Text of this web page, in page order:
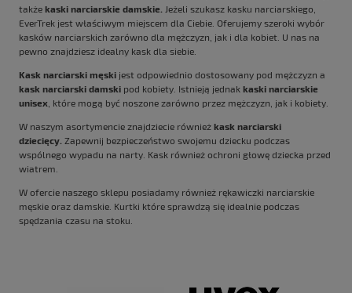
także kaski narciarskie damskie. Jeżeli szukasz kasku narciarskiego,
EverTrek jest właściwym miejscem dla Ciebie. Oferujemy szeroki wybór
kasków narciarskich zarówno dla mężczyzn, jak i dla kobiet. U nas na
pewno znajdziesz idealny kask dla siebie.
Kask narciarski męski jest odpowiednio dostosowany pod mężczyzn a
kask narciarski damski pod kobiety. Istnieją jednak kaski narciarskie
unisex , które mogą być noszone zarówno przez mężczyzn, jak i kobiety.
W naszym asortymencie znajdziecie również kask narciarski
dziecięcy. Zapewnij bezpieczeństwo swojemu dziecku podczas
wspólnego wypadu na narty. Kask również ochroni głowę dziecka przed
wiatrem.
W ofercie naszego sklepu posiadamy również rękawiczki narciarskie
męskie oraz damskie Kurtki które sprawdzą się idealnie podczas
spędzania czasu na stoku.